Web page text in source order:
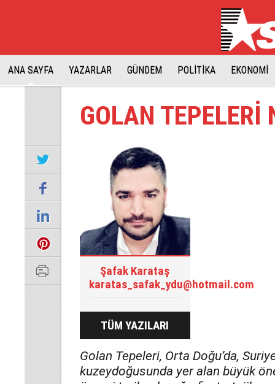
ANA SAYFA YAZARLAR GÜNDEM POLİTİKA EKONOMİ
GOLAN TEPELERİ
Şafak Karataş
karatas_safak_ydu@hotmail.com
TÜM YAZILARI
Golan Tepeleri, Orta Doğu’da,
kuzeydoğusunda yer alan büyük